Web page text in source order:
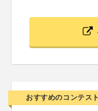
おすすめのコンテスト